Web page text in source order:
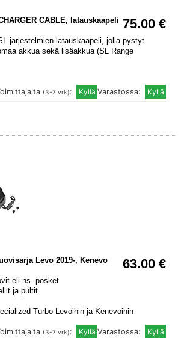
75.00 €
CABLE, latauskaapeli
järjestelmien latauskaapeli, jolla pystyt
akkua sekä lisäakkua (SL Range
Varastossa:
(3-7 vrk):
63.00 €
Levo 2019-, Kenevo
eli ns. posket
ja pultit
Turbo Levoihin ja Kenevoihin
Varastossa:
(3-7 vrk):